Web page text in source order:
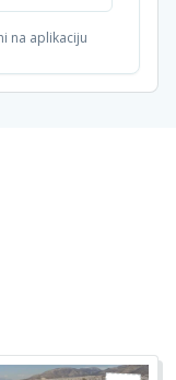
na aplikaciju